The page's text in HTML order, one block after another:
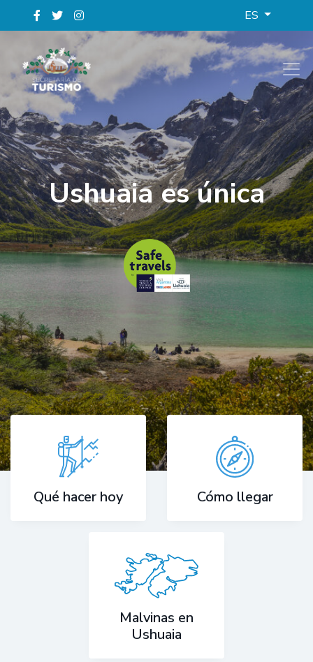
ES
Ushuaia es única
Qué hacer hoy Cómo llegar
Malvinas en
Ushuaia